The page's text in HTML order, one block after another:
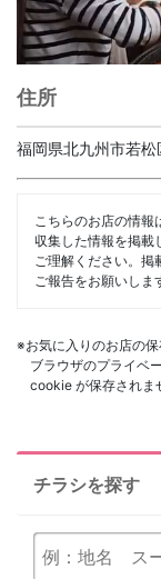
住所
福岡県北九州市若
こちらのお店の情
収集した情報を掲載
ご理解ください。掲
ご報告をお願いしま
※お気に入りのお店の保
ブラウザのプライベ
cookie が保存されま
チラシを探す